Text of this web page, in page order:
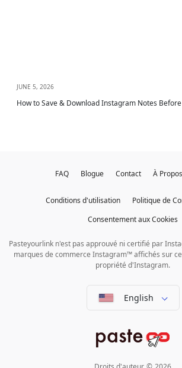
JUNE 5, 2026
How to Save & Download Instagram Notes
English
Pasteyourlink n'est pas approuvé ni certifié par
marques de commerce Instagram™ affichés sur
propriété d'Instagram.
FAQ Blogue Contact À
Conditions d'utilisation
Politique de
Consentement aux Cookies